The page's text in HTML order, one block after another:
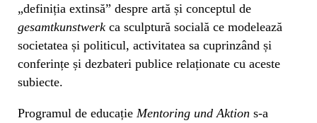
„definiția extinsă” despre artă și conceptul de
gesamtkunstwerk ca sculptură socială ce modelează
societatea și politicul, activitatea sa cuprinzând și
conferințe și dezbateri publice relaționate cu aceste
subiecte.
Programul de educație Mentoring und Aktion s-a